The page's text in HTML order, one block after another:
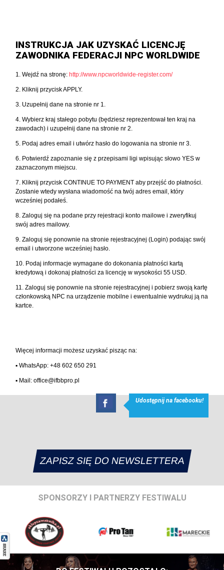
INSTRUKCJA JAK UZYSKAĆ LICENCJĘ
ZAWODNIKA FEDERACJI NPC WORLDWIDE
1. Wejdź na stronę: http://www.npcworldwide-register.com/
2. Kliknij przycisk APPLY.
3. Uzupełnij dane na stronie nr 1.
4. Wybierz kraj stałego pobytu (będziesz reprezentował ten kraj na
zawodach) i uzupełnij dane na stronie nr 2.
5. Podaj adres email i utwórz hasło do logowania na stronie nr 3.
6. Potwierdź zapoznanie się z przepisami ligi wpisując słowo YES w
zaznaczonym miejscu.
7. Kliknij przycisk CONTINUE TO PAYMENT aby przejść do płatności.
Zostanie wtedy wysłana wiadomość na twój adres email, który
wcześniej podałeś.
8. Zaloguj się na podane przy rejestracji konto mailowe i zweryfikuj
swój adres mailowy.
9. Zaloguj się ponownie na stronie rejestracyjnej (Login) podając swój
email i utworzone wcześniej hasło.
10. Podaj informacje wymagane do dokonania płatności kartą
kredytową i dokonaj płatności za licencję w wysokości 55 USD.
11. Zaloguj się ponownie na stronie rejestracyjnej i pobierz swoją kartę
członkowską NPC na urządzenie mobilne i ewentualnie wydrukuj ją na
kartce.
Więcej informacji możesz uzyskać pisząc na:
▪︎ WhatsApp: +48 602 650 291
▪︎ Mail:office@ifbbpro.pl
Udostępnij na facebooku!
ZAPISZ SIĘ DO NEWSLETTERA
SPONSORZY I PARTNERZY FESTIWALU